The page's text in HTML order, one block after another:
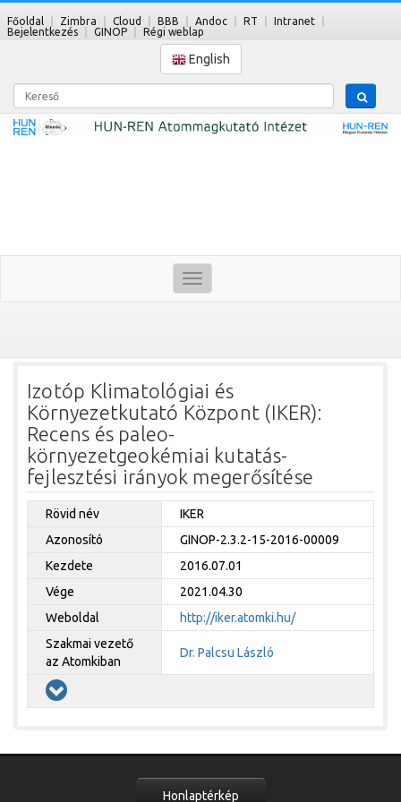
Főoldal Zimbra Cloud BBB Andoc RT
Intranet
Bejelentkezés
GINOP Régi weblap
English
Kereső
Toggle
navigation
Izotóp Klimatológiai és
Környezetkutató Központ (IKER):
Recens és paleo-
környezetgeokémiai kutatás-
fejlesztési irányok megerősítése
Rövid név
IKER
Azonosító
GINOP-2.3.2-15-2016-00009
Kezdete
2016.07.01
Vége
2021.04.30
Weboldal
http://iker.atomki.hu/
Szakmai vezető
az Atomkiban
Dr. Palcsu László
Honlaptérkép